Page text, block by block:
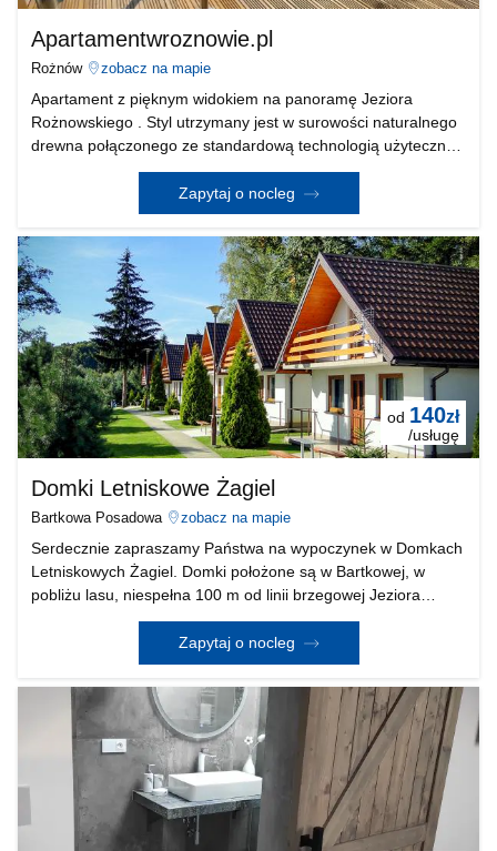
Apartamentwroznowie.pl
Rożnów zobacz na mapie
Apartament z pięknym widokiem na panoramę Jeziora
Rożnowskiego . Styl utrzymany jest w surowości naturalnego
drewna połączonego ze standardową technologią użyteczną.
Południowy stok . Słoneczko tutaj świeci od wchodu do
zachodu. A jak go mamy za dużo to możemy się scho
Zapytaj o nocleg
od 140zł
/usługę
Domki Letniskowe Żagiel
Bartkowa Posadowa zobacz na mapie
Serdecznie zapraszamy Państwa na wypoczynek w Domkach
Letniskowych Żagiel. Domki położone są w Bartkowej, w
pobliżu lasu, niespełna 100 m od linii brzegowej Jeziora
Rożnowskiego. Położenie domków w spokojnej okolicy
stwarza wspaniałe warunki do odpoczynku i rekreacji.
Zapytaj o nocleg